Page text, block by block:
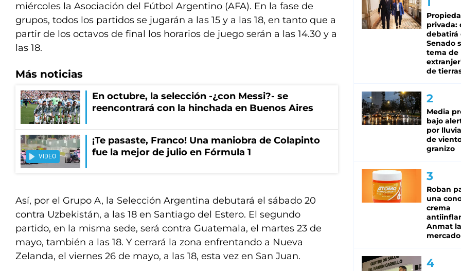
miércoles la Asociación del Fútbol Argentino (AFA). En la fase de
grupos, todos los partidos se jugarán a las 15 y a las 18, en tanto que a
partir de los octavos de final los horarios de juego serán a las 14.30 y a
las 18.
Más noticias
En octubre, la selección -¿con Messi?- se
reencontrará con la hinchada en Buenos Aires
VIDEO
¡Te pasaste, Franco! Una maniobra de Colapinto
fue la mejor de julio en Fórmula 1
Así, por el Grupo A, la Selección Argentina debutará el sábado 20
contra Uzbekistán, a las 18 en Santiago del Estero. El segundo
partido, en la misma sede, será contra Guatemala, el martes 23 de
mayo, también a las 18. Y cerrará la zona enfrentando a Nueva
Zelanda, el viernes 26 de mayo, a las 18, esta vez en San Juan.
privada:
debatirá
Senado
tema de
de
Media
bajo
por
de
granizo
Roban
una
crema
Anmat
mercado